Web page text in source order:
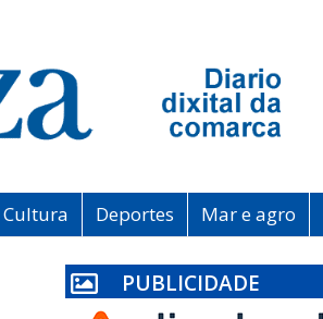
Cultura Deportes Mar e agro
 PUBLICIDADE